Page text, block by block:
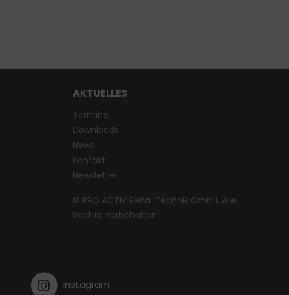
AKTUELLES
Termine
Downloads
News
Kontakt
Newsletter
© PRO ACTIV Reha-Technik GmbH. Alle
Rechte vorbehalten.
Instagram